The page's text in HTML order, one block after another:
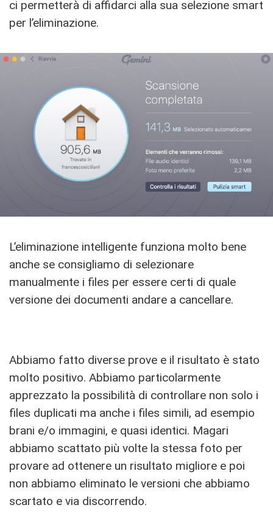
ci permetterà di affidarci alla sua selezione smart
per l’eliminazione.
L’eliminazione intelligente funziona molto bene
anche se consigliamo di selezionare
manualmente i files per essere certi di quale
versione dei documenti andare a cancellare.
Abbiamo fatto diverse prove e il risultato è stato
molto positivo. Abbiamo particolarmente
apprezzato la possibilità di controllare non solo i
files duplicati ma anche i files simili, ad esempio
brani e/o immagini, e quasi identici. Magari
abbiamo scattato più volte la stessa foto per
provare ad ottenere un risultato migliore e poi
non abbiamo eliminato le versioni che abbiamo
scartato e via discorrendo.